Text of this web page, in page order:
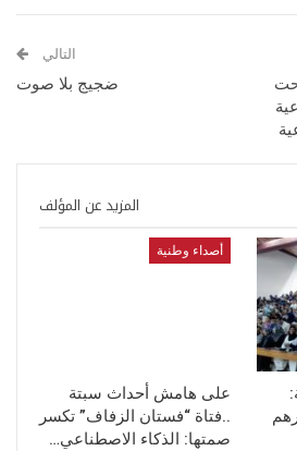
التالي
ضجيج بلا صوت
المزيد عن المؤلف
درهم
أصداء وطنية
على هامش أحداث سبتة
..فتاة “فستان الزفاف” تكسر
صمتها: الذكاء الاصطناعي…